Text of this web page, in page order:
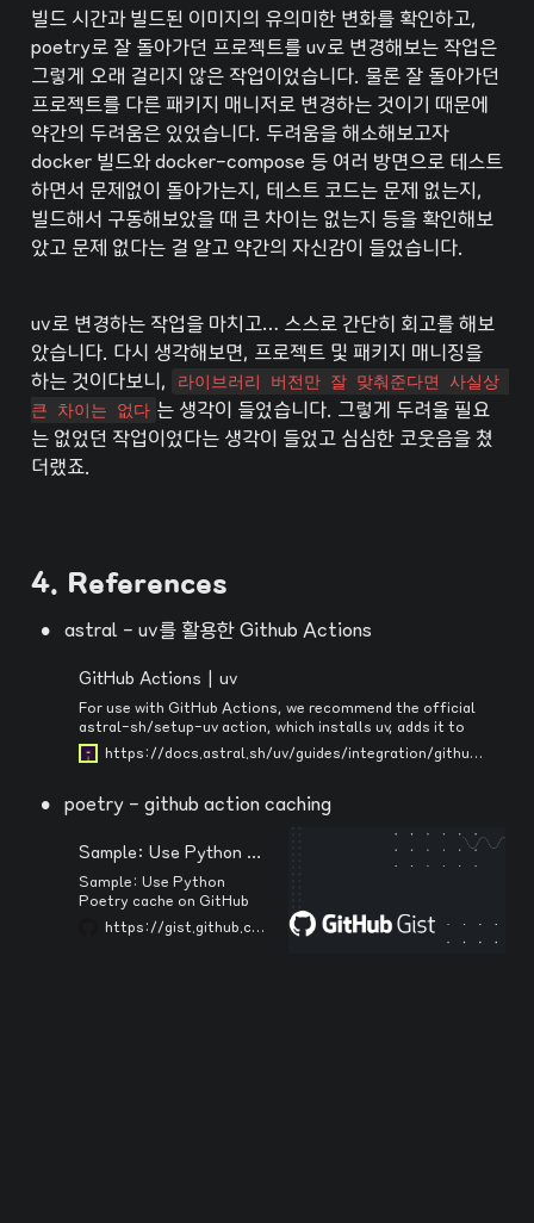
빌드 시간과 빌드된 이미지의 유의미한 변화를 확인하고,
poetry로 잘 돌아가던 프로젝트를 uv로 변경해보는 작업은
그렇게 오래 걸리지 않은 작업이었습니다. 물론 잘 돌아가던
프로젝트를 다른 패키지 매니저로 변경하는 것이기 때문에
약간의 두려움은 있었습니다. 두려움을 해소해보고자
docker 빌드와 docker-compose 등 여러 방면으로 테스트
하면서 문제없이 돌아가는지, 테스트 코드는 문제 없는지,
빌드해서 구동해보았을 때 큰 차이는 없는지 등을 확인해보
았고 문제 없다는 걸 알고 약간의 자신감이 들었습니다.
uv로 변경하는 작업을 마치고… 스스로 간단히 회고를 해보
았습니다. 다시 생각해보면, 프로젝트 및 패키지 매니징을
하는 것이다보니,
라이브러리 버전만 잘 맞춰준다면 사실상
큰 차이는 없다 는 생각이 들었습니다. 그렇게 두려울 필요
는 없었던 작업이었다는 생각이 들었고 심심한 코웃음을 쳤
더랬죠.
4. References
• astral - uv를 활용한 Github Actions
GitHub Actions | uv
For use with GitHub Actions, we recommend the official
astral-sh/setup-uv action, which installs uv, adds it to
PATH, (optionally) persists the cache, and more, with
support for all uv-supported platforms.
https://docs.astral.sh/uv/guides/integration/github/#syncing-and-running
• poetry - github action caching
Sample: Use Python Poetry cache on GitHub Actions workflow
Sample: Use Python
Poetry cache on GitHub
Actions workflow · GitHubhttps://gist.github.com/gh640/233a6daf68e9e937115371c0ecd39c61